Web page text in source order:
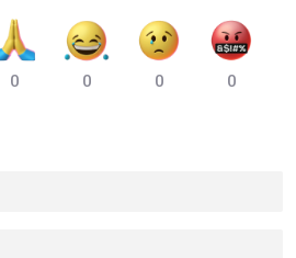
0 0 0 0